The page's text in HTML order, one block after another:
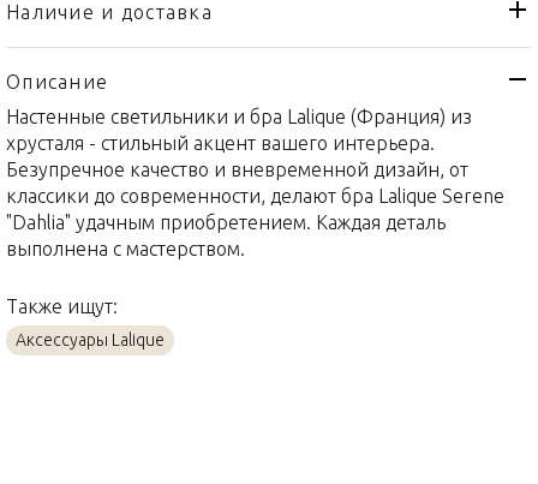
Бренд
Коллекция
Serene
Страна производителя
Материал
Золото, Хрусталь
Объем / Размер
22x12x34см
Наличие и доставка
Описание
Настенные светильники и бра Lalique (Франция) из
хрусталя - стильный акцент вашего интерьера.
Безупречное качество и вневременной дизайн, от
классики до современности, делают бра Lalique Serene
"Dahlia" удачным приобретением. Каждая деталь
выполнена с мастерством.
Также ищут:
Аксессуары Lalique